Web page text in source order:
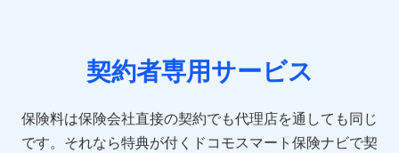
れらに付帯、関連する当社、株式会社NTTドコモおよび提携
会社のサービスを案内、提供するため
閲覧履歴、購買履歴、ご契約内容等のパーソナルデータを分
析して、お客さまの趣味・嗜好・傾向に応じたサービス・商
品等に関するご提案や広告の配信等を行うことがありま
契約者専用サービス
保険料は保険会社直接の契約でも代理店を通しても同じ
です。 それなら特典が付くドコモスマート保険ナビで契